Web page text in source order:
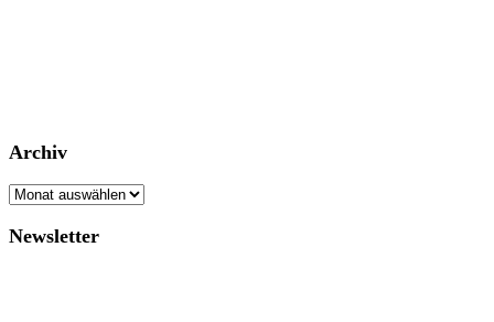
Archiv
Archiv
Newsletter